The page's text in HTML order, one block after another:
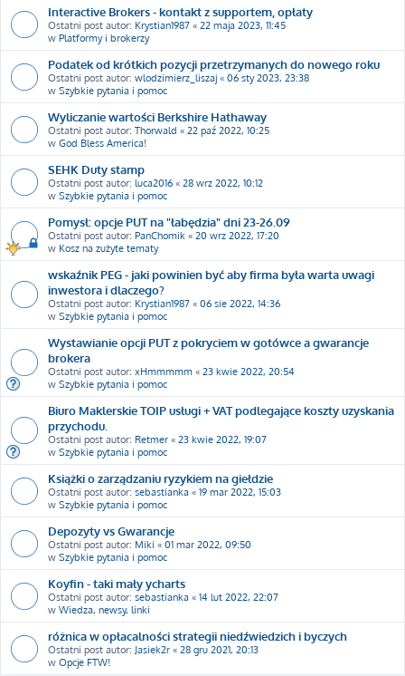
Interactive Brokers - kontakt z supportem, opłaty
Ostatni post autor: Krystian1987 « 22 maja 2023, 11:45
w Platformy i brokerzy
Podatek od krótkich pozycji przetrzymanych do nowego roku
Ostatni post autor: wlodzimierz_liszaj « 06 sty 2023, 23:38
w Szybkie pytania i pomoc
Wyliczanie wartości Berkshire Hathaway
Ostatni post autor: Thorwald « 22 paź 2022, 10:25
w God Bless America!
SEHK Duty stamp
Ostatni post autor: luca2016 « 28 wrz 2022, 10:12
w Szybkie pytania i pomoc
Pomysł: opcje PUT na "łabędzia" dni 23-26.09
Ostatni post autor: PanChomik « 20 wrz 2022, 17:20
w Kosz na zużyte tematy
wskaźnik PEG - jaki powinien być aby firma była warta uwagi
inwestora i dlaczego?
Ostatni post autor: Krystian1987 « 06 sie 2022, 14:36
w Szybkie pytania i pomoc
Wystawianie opcji PUT z pokryciem w gotówce a gwarancje
brokera
Ostatni post autor: xHmmmmm « 23 kwie 2022, 20:54
w Szybkie pytania i pomoc
Biuro Maklerskie TOIP usługi + VAT podlegające koszty uzyskania
przychodu.
Ostatni post autor: Retmer « 23 kwie 2022, 19:07
w Szybkie pytania i pomoc
Książki o zarządzaniu ryzykiem na giełdzie
Ostatni post autor: sebastianka « 19 mar 2022, 15:03
w Szybkie pytania i pomoc
Depozyty vs Gwarancje
Ostatni post autor: Miki « 01 mar 2022, 09:50
w Szybkie pytania i pomoc
Koyfin - taki mały ycharts
Ostatni post autor: sebastianka « 14 lut 2022, 22:07
w Wiedza, newsy, linki
różnica w opłacalności strategii niedźwiedzich i byczych
Ostatni post autor: Jasiek2r « 28 gru 2021, 20:13
w Opcje FTW!